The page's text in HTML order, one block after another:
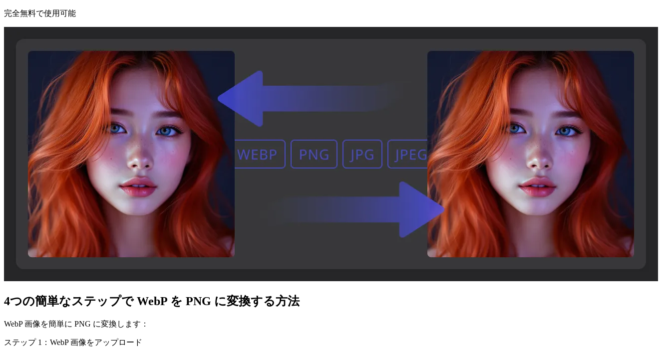
完全無料で使用可能
4つの簡単なステップで WebP を PNG に変換する方法
WebP 画像を簡単に PNG に変換します：
ステップ 1：WebP 画像をアップロード